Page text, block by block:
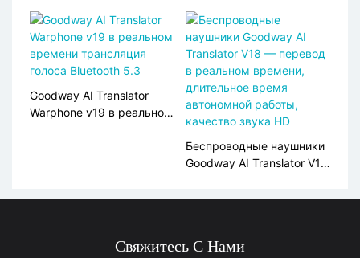
в реальном времени,
Bluetooth 5.0, 30H
Батарея
40H Battery, Bluetooth 5.4
Q16 Pro
Goodway AI Translator
Warphone v19 в реальном
Беспроводные наушники
Goodway AI Translator V18
времени, длительное
HD
Свяжитесь С Нами